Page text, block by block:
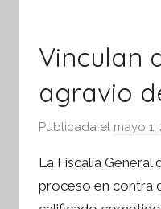
Vinculan
agravio
Publicada el mayo 1,
La Fiscalía
proceso en contra